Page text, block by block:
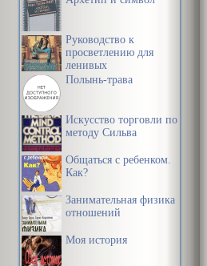
Руководство к
просветлению для
ленивых
Полынь-трава
Искусство торговли по
методу Сильва
Общаться с ребенком.
Как?
Занимательная физика
отношений
Моя история